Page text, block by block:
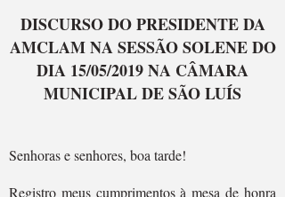
DISCURSO DO PRESIDENTE DA
AMCLAM NA SESSÃO SOLENE DO
DIA 15/05/2019 NA CÂMARA
MUNICIPAL DE SÃO LUÍS
Senhoras e senhores, boa tarde!
Registro meus cumprimentos à mesa de honra